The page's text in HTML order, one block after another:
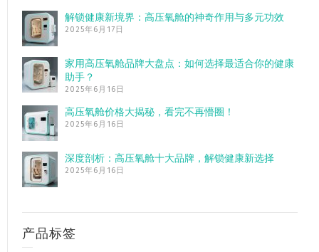
解锁健康新境界：高压氧舱的神奇作用与多元功效
2025年6月17日
家用高压氧舱品牌大盘点：如何选择最适合你的健康
助手？
2025年6月16日
高压氧舱价格大揭秘，看完不再懵圈！
2025年6月16日
深度剖析：高压氧舱十大品牌，解锁健康新选择
2025年6月16日
产品标签